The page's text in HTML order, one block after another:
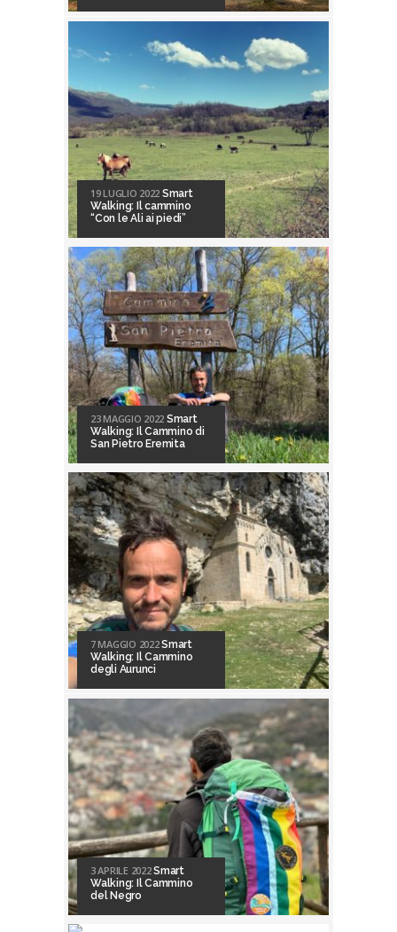
19 LUGLIO 2022 Smart
Walking: Il cammino
“Con le Ali ai piedi”
23 MAGGIO 2022 Smart
Walking: Il Cammino di
San Pietro Eremita
7 MAGGIO 2022Smart
Walking: Il Cammino
degli Aurunci
3 APRILE 2022Smart
Walking: Il Cammino
del Negro